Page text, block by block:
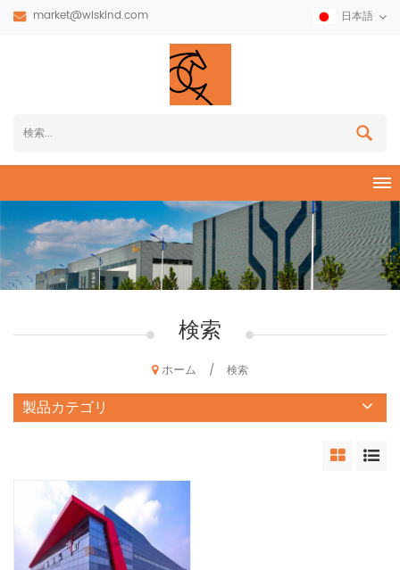
market@wiskind.com 日本語
検索
ホーム / 検索
製品カテゴリ